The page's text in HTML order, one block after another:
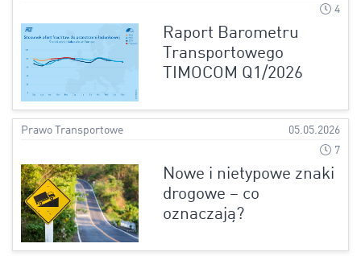
4
Raport Barometru
Transportowego
TIMOCOM Q1/2026
Prawo Transportowe
05.05.2026
7
Nowe i nietypowe znaki
drogowe – co
oznaczają?